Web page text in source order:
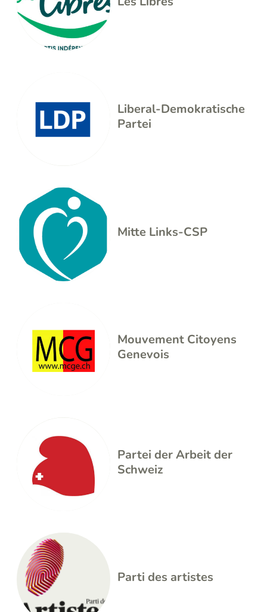
Liberal-Demokratische
Partei
Mitte Links-CSP
Mouvement Citoyens
Genevois
Partei der Arbeit der
Schweiz
Parti des artistes